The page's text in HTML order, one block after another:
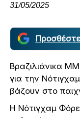
31/05/2025
Βραζιλιάνικα
για την
βάζουν στο
Η Νότιγχαμ